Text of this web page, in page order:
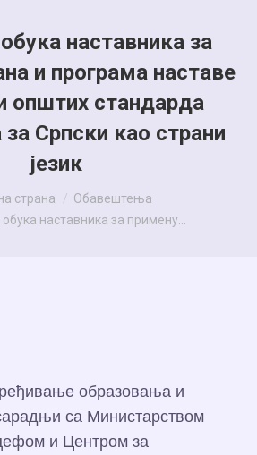
наставника за
и програма наставе
општих стандарда
за Српски као страни
језик
страна
Обавештења
наставника за примену…
образовања и
са Министарством
и Центром за